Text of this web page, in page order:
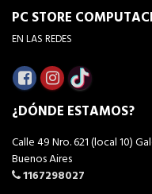
PC STORE
EN LAS REDES
¿DÓNDE ESTAMOS?
Calle 49 Nro. 621 (local 10)
Buenos Aires
1167298027